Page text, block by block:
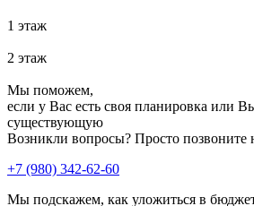
1 этаж
2 этаж
Мы поможем,
если у Вас есть своя планировка или
существующую
Возникли вопросы? Просто позвоните
+7 (980) 342-62-60
Мы подскажем, как уложиться в